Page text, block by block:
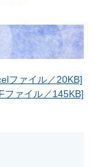
ファイル／20KB]
ファイル／145KB]